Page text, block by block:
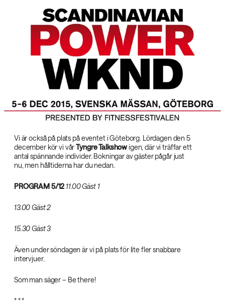
Vi är också på plats på eventet i Göteborg. Lördagen den 5
december kör vi vårTyngre Talkshow‌igen, där vi träffar ett
antal spännande individer. Bokningar av gäster pågår just
nu, men hålltiderna har du nedan.
PROGRAM 5/12‌ 11.00 Gäst 1‌
13.00 Gäst 2‌
15.30 Gäst 3‌
Även under söndagen är vi på plats för lite fler snabbare
intervjuer.
Som man säger – Be there!
° ° °